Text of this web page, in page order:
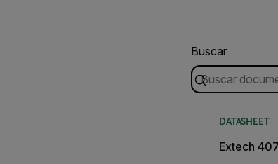
Buscar
DATASHEET
Extech